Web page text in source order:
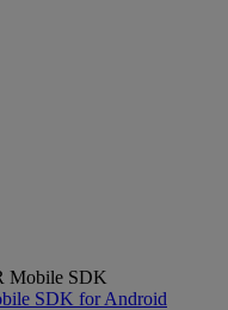
Mobile SDK
SDK for Android